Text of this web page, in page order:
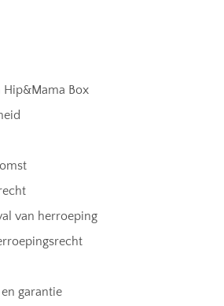
Box
van herroeping
garantie